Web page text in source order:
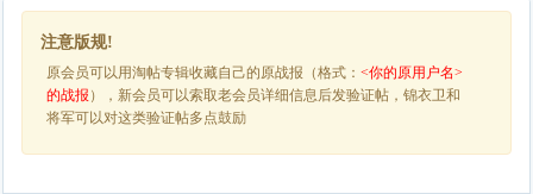
o
注意版规!
原会员可以用淘帖专辑收藏自己的原战报（格式： <你的原用户名>
的战报 ），新会员可以索取老会员详细信息后发验证帖，锦衣卫和
将军可以对这类验证帖多点鼓励